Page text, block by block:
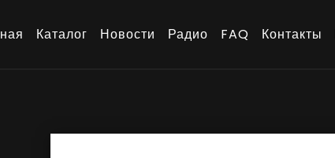
Каталог Новости Радио FAQ Контакты